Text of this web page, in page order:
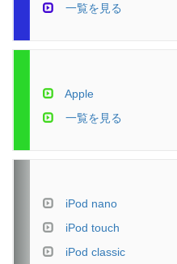
一覧を見る
Apple
一覧を見る
iPod nano
iPod touch
iPod classic